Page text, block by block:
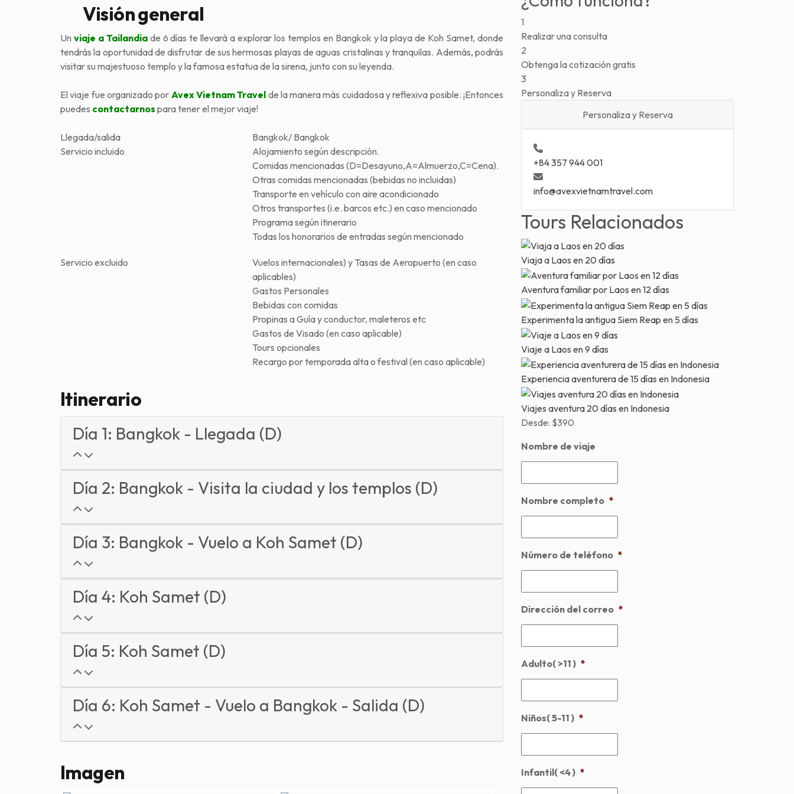
Visión general
Un viaje a Tailandiade 6 días te llevará a explorar los templos en Bangkok y la playa de Koh Samet, donde
tendrás la oportunidad de disfrutar de sus hermosas playas de aguas cristalinas y tranquilas. Además, podrás
visitar su majestuoso templo y la famosa estatua de la sirena, junto con su leyenda.
El viaje fue organizado por Avex Vietnam Travel de la manera más cuidadosa y reflexiva posible. ¡Entonces
puedes contactarnos para tener el mejor viaje!
Llegada/salida
Bangkok/ Bangkok
Servicio incluido
Alojamiento según descripción.
Comidas mencionadas (D=Desayuno,A=Almuerzo,C=Cena).
Otras comidas mencionadas (bebidas no incluidas)
Transporte en vehículo con aire acondicionado
Otros transportes (i.e. barcos etc.) en caso mencionado
Programa según itinerario
Todas los honorarios de entradas según mencionado
Servicio excluido
Vuelos internacionales) y Tasas de Aeropuerto (en caso
aplicables)
Gastos Personales
Bebidas con comidas
Propinas a Guía y conductor, maleteros etc
Gastos de Visado (en caso aplicable)
Tours opcionales
Recargo por temporada alta o festival (en caso aplicable)
Itinerario
Día 1: Bangkok - Llegada (D)
Día 2: Bangkok - Visita la ciudad y los templos (D)
Día 3: Bangkok - Vuelo a Koh Samet (D)
Día 4: Koh Samet (D)
Día 5: Koh Samet (D)
Día 6: Koh Samet - Vuelo a Bangkok - Salida (D)
Imagen
1
Realizar una consulta
2
Obtenga la cotización gratis
3
Personaliza y Reserva
Personaliza y Reserva
+84 357 944 001
info@avexvietnamtravel.com
Tours Relacionados
Viaja a Laos en 20 días
Aventura familiar por Laos en 12 días
Experimenta la antigua Siem Reap en 5 días
Viaje a Laos en 9 días
Experiencia aventurera de 15 días en Indonesia
Viajes aventura 20 días en Indonesia
Desde: $390
Nombre de viaje
Nombre completo *
Número de teléfono *
Dirección del correo *
Adulto( >11 ) *
Niños( 5-11 ) *
Infantil( <4 ) *